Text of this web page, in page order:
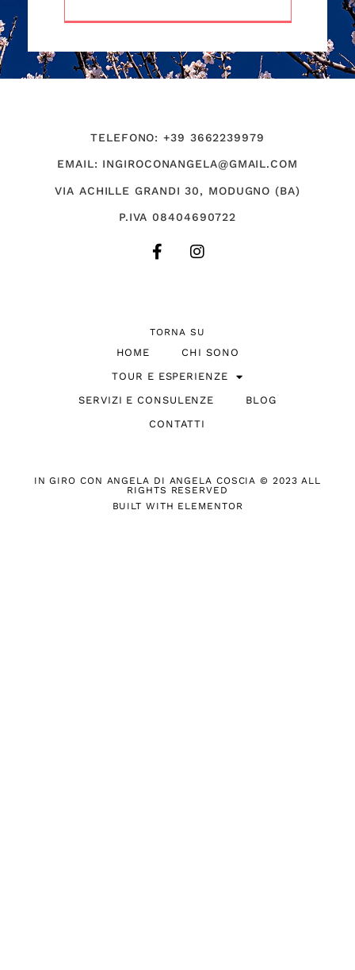
TELEFONO: +39 3662239979
EMAIL: INGIROCONANGELA@GMAIL.COM
VIA ACHILLE GRANDI 30, MODUGNO (BA)
P.IVA 08404690722
TORNA SU
HOME
CHI SONO
TOUR E ESPERIENZE
SERVIZI E CONSULENZE
BLOG
CONTATTI
IN GIRO CON ANGELA DI ANGELA COSCIA © 2023 ALL
RIGHTS RESERVED
BUILT WITH ELEMENTOR